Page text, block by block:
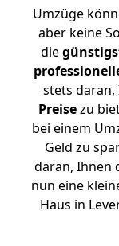
Umzüge
aber keine
die
stets daran,
Preisezu
bei einem
Geld zu
daran, Ihnen
nun eine
Haus in